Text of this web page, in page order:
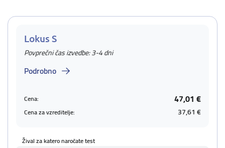
Lokus S
Povprečni čas izvedbe: 3-4 dni
Podrobno
Cena: 47,01 €
Cena za vzreditelje: 37,61 €
Žival za katero naročate test